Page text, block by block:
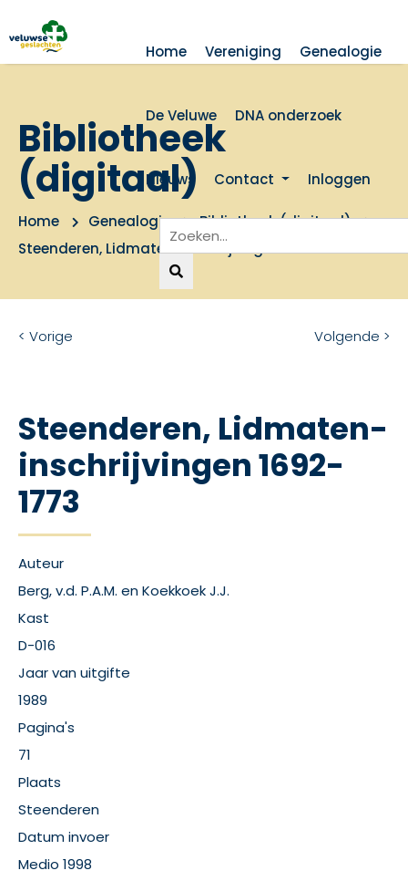
Home Vereniging Genealogie
De Veluwe DNA onderzoek
Nieuws Contact Inloggen
Bibliotheek
(digitaal)
Home Genealogie
Bibliotheek (digitaal)
Steenderen, Lidmaten-inschrijvingen 1692-1773
< Vorige Volgende >
Steenderen, Lidmaten-
inschrijvingen 1692-
1773
Auteur
Berg, v.d. P.A.M. en Koekkoek J.J.
Kast
D-016
Jaar van uitgifte
1989
Pagina's
71
Plaats
Steenderen
Datum invoer
Medio 1998